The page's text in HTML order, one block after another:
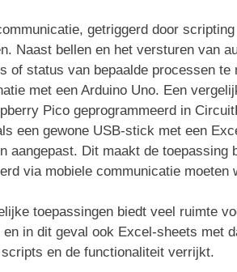
getriggerd door
Naast bellen en het versturen van
of status van bepaalde processen
met een Arduino Uno. Een
Pico geprogrammeerd in
een gewone USB-stick met een
aangepast. Dit maakt de
via mobiele communicatie moeten
toepassingen biedt veel ruimte
in dit geval ook Excel-sheets met
en de functionaliteit verrijkt.